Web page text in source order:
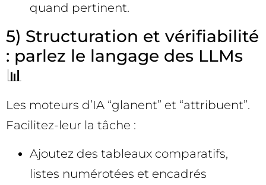
quand pertinent.
5) Structuration et vérifiabilité
: parlez le langage des LLMs
📊
Les moteurs d’IA “glanent” et “attribuent”.
Facilitez-leur la tâche :
Ajoutez des tableaux comparatifs,
listes numérotées et encadrés